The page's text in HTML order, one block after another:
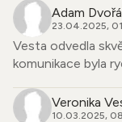
Adam
23.04.2025,
Vesta odvedla
komunikace byla
Veronika
10.03.2025,